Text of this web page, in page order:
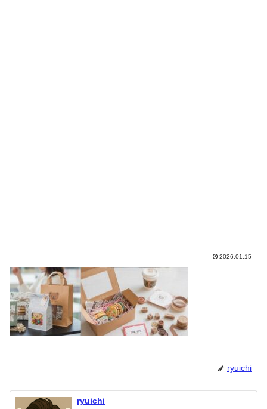
2026.01.15
ryuichi
ryuichi